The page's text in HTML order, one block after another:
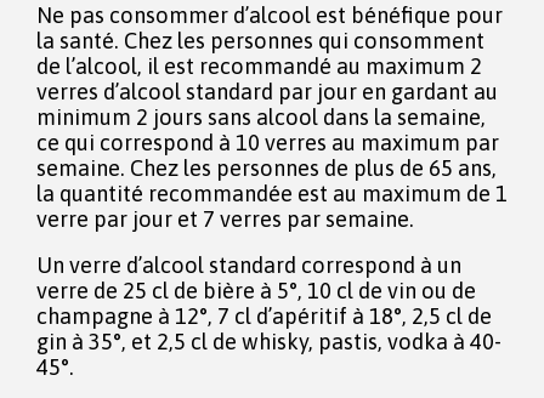
Ne pas consommer d’alcool est bénéfique pour
la santé. Chez les personnes qui consomment
de l’alcool, il est recommandé au maximum 2
verres d’alcool standard par jour en gardant au
minimum 2 jours sans alcool dans la semaine,
ce qui correspond à 10 verres au maximum par
semaine. Chez les personnes de plus de 65 ans,
la quantité recommandée est au maximum de 1
verre par jour et 7 verres par semaine.
Un verre d’alcool standard correspond à un
verre de 25 cl de bière à 5°, 10 cl de vin ou de
champagne à 12°, 7 cl d’apéritif à 18°, 2,5 cl de
gin à 35°, et 2,5 cl de whisky, pastis, vodka à 40-
45°.